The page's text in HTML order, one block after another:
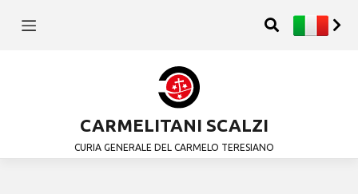
CARMELITANI SCALZI
CURIA GENERALE DEL CARMELO TERESIANO